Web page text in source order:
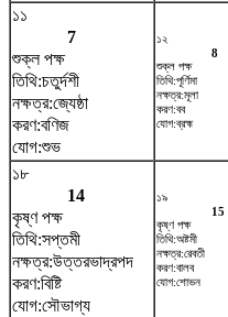
১১
7
শুক্ল পক্ষ
তিথি:চতুর্দশী
নক্ষত্র:জ্যেষ্ঠা
করণ:বণিজ
যোগ:শুভ
১২
8
শুক্ল পক্ষ
তিথি:পূর্ণিমা
নক্ষত্র:মূলা
করণ:বব
যোগ:ব্রহ্ম
১৮
14
কৃষ্ণ পক্ষ
তিথি:সপ্তমী
নক্ষত্র:উত্তরভাদ্রপদ
করণ:বিষ্টি
যোগ:সৌভাগ্য
১৯
15
কৃষ্ণ পক্ষ
তিথি:অষ্টমী
নক্ষত্র:রেবতী
করণ:বালব
যোগ:শোভন